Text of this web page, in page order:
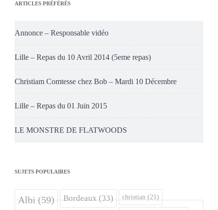
ARTICLES PRÉFÉRÉS
Annonce – Responsable vidéo
Lille – Repas du 10 Avril 2014 (5eme repas)
Christiam Comtesse chez Bob – Mardi 10 Décembre
Lille – Repas du 01 Juin 2015
LE MONSTRE DE FLATWOODS
SUJETS POPULAIRES
Albi(59) Bordeaux(33) christian (21)